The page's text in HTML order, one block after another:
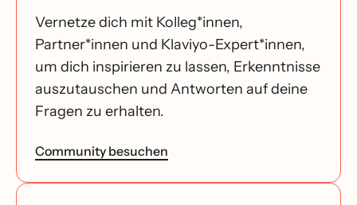
Vernetze dich mit Kolleg*innen,
Partner*innen und Klaviyo-Expert*innen,
um dich inspirieren zu lassen, Erkenntnisse
auszutauschen und Antworten auf deine
Fragen zu erhalten.
Community besuchen